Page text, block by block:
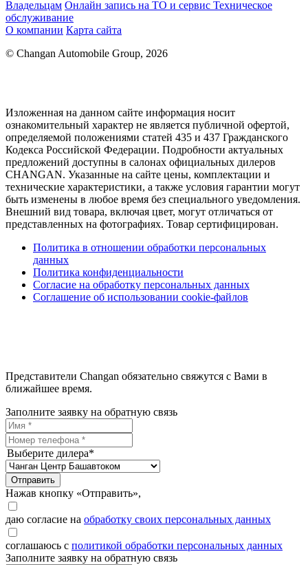
Владельцам Онлайн запись на ТО и сервис Техническое
обслуживание
О компании Карта сайта
© Changan Automobile Group, 2026
Изложенная на данном сайте информация носит
ознакомительный характер не является публичной офертой,
определяемой положениями статей 435 и 437 Гражданского
Кодекса Российской Федерации. Подробности актуальных
предложений доступны в салонах официальных дилеров
CHANGAN. Указанные на сайте цены, комплектации и
технические характеристики, а также условия гарантии могут
быть изменены в любое время без специального уведомления.
Внешний вид товара, включая цвет, могут отличаться от
представленных на фотографиях. Товар сертифицирован.
Политика в отношении обработки персональных
данных
Политика конфиденциальности
Согласие на обработку персональных данных
Соглашение об использовании cookie-файлов
Представители Changan обязательно свяжутся с Вами в
ближайшее время.
Заполните заявку на обратную связь
Выберите дилера*
Отправить
Нажав кнопку «Отправить»,
даю согласие на обработку своих персональных данных
соглашаюсь с политикой обработки персональных данных
Заполните заявку на обратную связь